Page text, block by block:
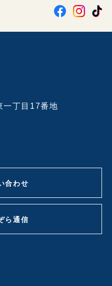
一丁目17番地
合わせ
ら通信